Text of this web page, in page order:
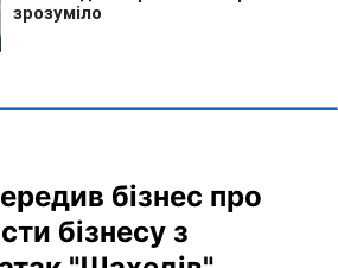
бізнес про
бізнесу з